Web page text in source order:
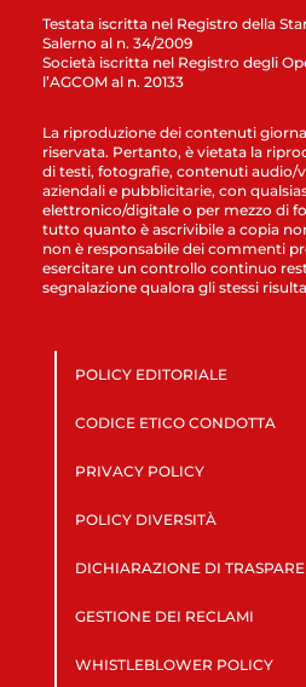
Testata iscritta nel Registro della
Salerno al n. 34/2009
Società iscritta nel Registro degli
l’AGCOM al n. 20133
La riproduzione dei contenuti
riservata. Pertanto, è vietata la
di testi, fotografie, contenuti audio/
aziendali e pubblicitarie, con
elettronico/digitale o per mezzo di
tutto quanto è ascrivibile a copia
non è responsabile dei commenti
esercitare un controllo continuo
segnalazione qualora gli stessi
POLICY EDITORIALE
CODICE ETICO CONDOTTA
PRIVACY POLICY
POLICY DIVERSITÀ
DICHIARAZIONE DI
GESTIONE DEI RECLAMI
WHISTLEBLOWER POLICY